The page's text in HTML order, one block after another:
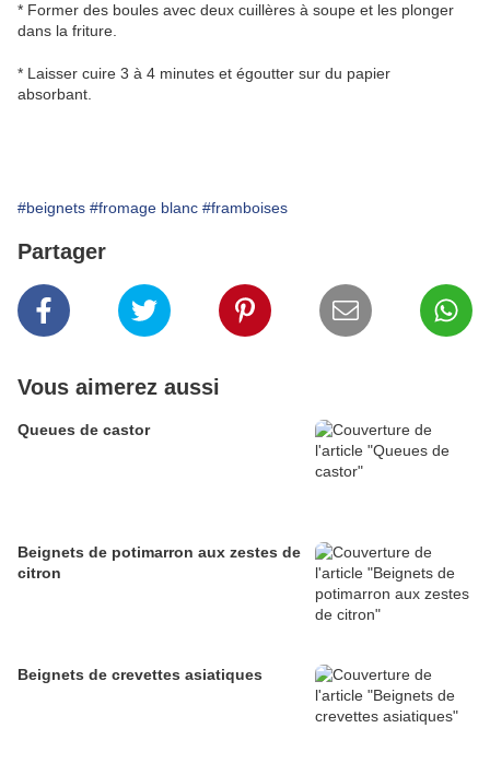
* Former des boules avec deux cuillères à soupe et les plonger
dans la friture.
* Laisser cuire 3 à 4 minutes et égoutter sur du papier
absorbant.
#beignets #fromage blanc #framboises
Partager
Vous aimerez aussi
Queues de castor
Beignets de potimarron aux zestes de
citron
Beignets de crevettes asiatiques